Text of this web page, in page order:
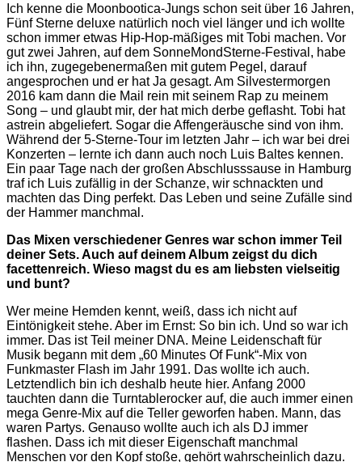
Ich kenne die Moonbootica-Jungs schon seit über 16 Jahren,
Fünf Sterne deluxe natürlich noch viel länger und ich wollte
schon immer etwas Hip-Hop-mäßiges mit Tobi machen. Vor
gut zwei Jahren, auf dem SonneMondSterne-Festival, habe
ich ihn, zugegebenermaßen mit gutem Pegel, darauf
angesprochen und er hat Ja gesagt. Am Silvestermorgen
2016 kam dann die Mail rein mit seinem Rap zu meinem
Song – und glaubt mir, der hat mich derbe geflasht. Tobi hat
astrein abgeliefert. Sogar die Affengeräusche sind von ihm.
Während der 5-Sterne-Tour im letzten Jahr – ich war bei drei
Konzerten – lernte ich dann auch noch Luis Baltes kennen.
Ein paar Tage nach der großen Abschlusssause in Hamburg
traf ich Luis zufällig in der Schanze, wir schnackten und
machten das Ding perfekt. Das Leben und seine Zufälle sind
der Hammer manchmal.
Das Mixen verschiedener Genres war schon immer Teil
deiner Sets. Auch auf deinem Album zeigst du dich
facettenreich. Wieso magst du es am liebsten vielseitig
und bunt?
Wer meine Hemden kennt, weiß, dass ich nicht auf
Eintönigkeit stehe. Aber im Ernst: So bin ich. Und so war ich
immer. Das ist Teil meiner DNA. Meine Leidenschaft für
Musik begann mit dem „60 Minutes Of Funk“-Mix von
Funkmaster Flash im Jahr 1991. Das wollte ich auch.
Letztendlich bin ich deshalb heute hier. Anfang 2000
tauchten dann die Turntablerocker auf, die auch immer einen
mega Genre-Mix auf die Teller geworfen haben. Mann, das
waren Partys. Genauso wollte auch ich als DJ immer
flashen. Dass ich mit dieser Eigenschaft manchmal
Menschen vor den Kopf stoße, gehört wahrscheinlich dazu.